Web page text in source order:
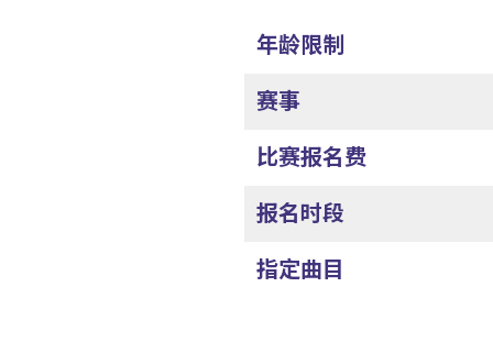
年龄限制
赛事
比赛报名费
报名时段
指定曲目